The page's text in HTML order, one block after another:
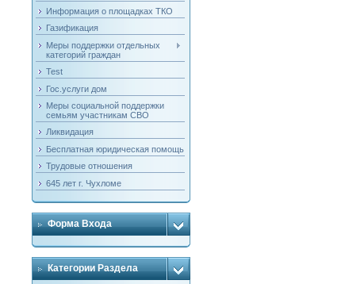
Информация о площадках ТКО
Газификация
Меры поддержки отдельных
категорий граждан
Test
Гос.услуги дом
Меры социальной поддержки
семьям участникам СВО
Ликвидация
Бесплатная юридическая помощь
Трудовые отношения
645 лет г. Чухломе
Форма Входа
Категории Раздела